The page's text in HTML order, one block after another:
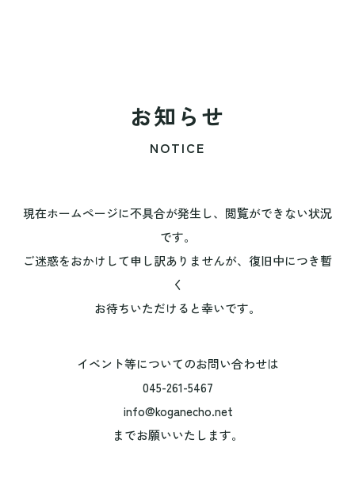
お知らせ
NOTICE
現在ホームページに不具合が発生し、閲覧ができない状況
です。
ご迷惑をおかけして申し訳ありませんが、復旧中につき暫
く
お待ちいただけると幸いです。
イベント等についてのお問い合わせは
045-261-5467
info@koganecho.net
までお願いいたします。